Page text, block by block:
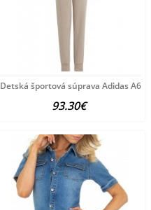
Detská športová súprava Adidas
93.30€